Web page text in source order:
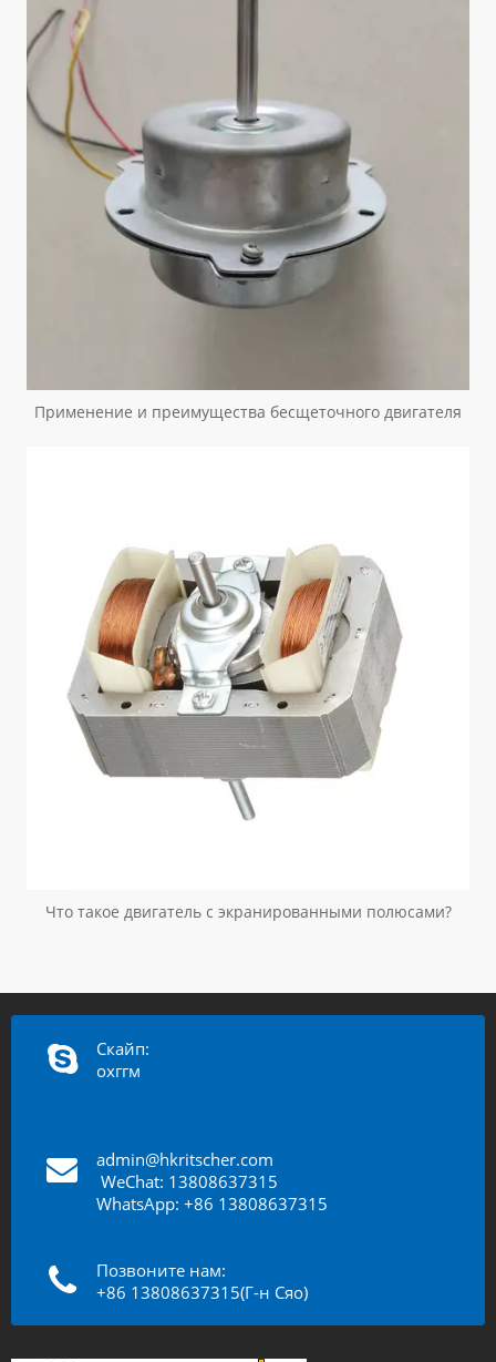
Применение и преимущества бесщеточного двигателя
Что такое двигатель с экранированными полюсами?
Скайп:
охггм
admin@hkritscher.com
WeChat: 13808637315
WhatsApp: +86 13808637315
Позвоните нам:
+86 13808637315(Г-н Сяо)